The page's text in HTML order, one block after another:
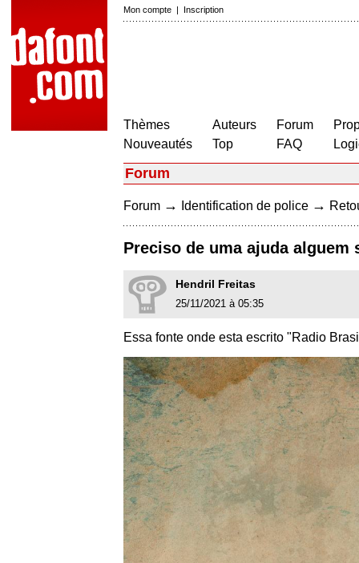
Mon compte | Inscription
Thèmes
Nouveautés
Auteurs
Top
Forum
FAQ
Forum
Forum → Identification de police →
Preciso de uma ajuda alguem
Hendril Freitas
25/11/2021 à 05:35
Essa fonte onde esta escrito "Radio